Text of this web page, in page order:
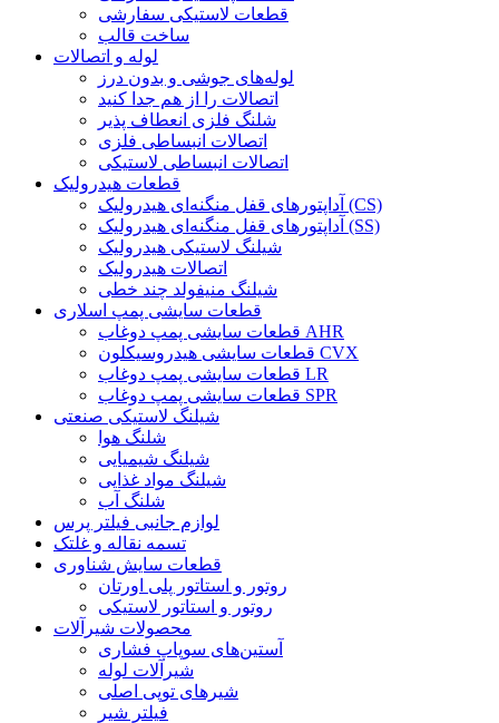
قطعات لاستیکی سفارشی
ساخت قالب
لوله و اتصالات
لوله‌های جوشی و بدون درز
اتصالات را از هم جدا کنید
شلنگ فلزی انعطاف پذیر
اتصالات انبساطی فلزی
اتصالات انبساطی لاستیکی
قطعات هیدرولیک
آداپتورهای قفل منگنه‌ای هیدرولیک (CS)
آداپتورهای قفل منگنه‌ای هیدرولیک (SS)
شیلنگ لاستیکی هیدرولیک
اتصالات هیدرولیک
شیلنگ منیفولد چند خطی
قطعات سایشی پمپ اسلاری
قطعات سایشی پمپ دوغاب AHR
قطعات سایشی هیدروسیکلون CVX
قطعات سایشی پمپ دوغاب LR
قطعات سایشی پمپ دوغاب SPR
شیلنگ لاستیکی صنعتی
شلنگ هوا
شیلنگ شیمیایی
شیلنگ مواد غذایی
شلنگ آب
لوازم جانبی فیلتر پرس
تسمه نقاله و غلتک
قطعات سایش شناوری
روتور و استاتور پلی اورتان
روتور و استاتور لاستیکی
محصولات شیرآلات
آستین‌های سوپاپ فشاری
شیرآلات لوله
شیرهای توپی اصلی
فیلتر شیر